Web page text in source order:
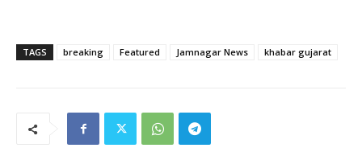
TAGS breaking Featured Jamnagar News khabar gujarat